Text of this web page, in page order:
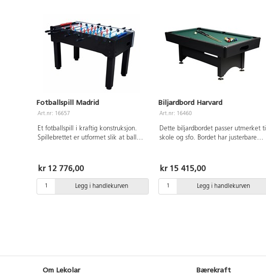
Fotballspill Madrid
Art.nr: 16657
Et fotballspill i kraftig konstruksjon.
Spillebrettet er utformet slik at ballen
behov. Ekstra sterke teleskopstenger
med spillere som er formet for å få
best mulig ballkontroll. 2 baller følger
med. Leveres umontert. Mål:
kr 12 776,00
Legg i handlekurven
Biljardbord Harvard
Art.nr: 16460
Dette biljardbordet passer utmerket til
skole og sfo. Bordet har justerbare
Spilleflate 192x96 cm. Spilleflate av
laminert MDF. Leveres komplett med
2 stk køer 147 cm, 1 sett baller Ø57
mm, triangel, 2 kritt og en børste.
kr 15 415,00
Legg i handlekurven
Om Lekolar Bærekraft